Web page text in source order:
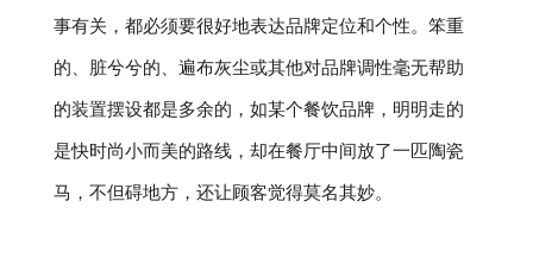
事有关，都必须要很好地表达品牌定位和个性。笨重
的、脏兮兮的、遍布灰尘或其他对品牌调性毫无帮助
的装置摆设都是多余的，如某个餐饮品牌，明明走的
是快时尚小而美的路线，却在餐厅中间放了一匹陶瓷
马，不但碍地方，还让顾客觉得莫名其妙。